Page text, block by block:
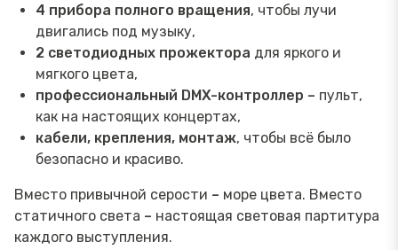
4 прибора полного вращения, чтобы лучи
двигались под музыку,
2 светодиодных прожектора для яркого и
мягкого цвета,
профессиональный DMX-контроллер – пульт,
как на настоящих концертах,
кабели, крепления, монтаж, чтобы всё было
безопасно и красиво.
Вместо привычной серости – море цвета. Вместо
статичного света – настоящая световая партитура
каждого выступления.